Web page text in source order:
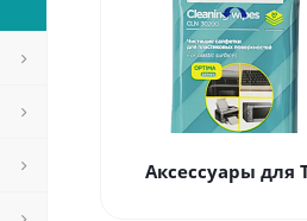
Аксессуары для